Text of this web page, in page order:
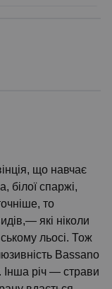
що навчає
білої спаржі,
то
які ніколи
льосі. Тож
Bassano
річ — страви